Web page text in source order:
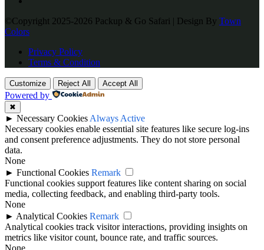
©Copyright 2025-2026 Packup & Go Safari | Design By Town
Colors
Privacy Policy
Terms & Condition
Customize Reject All Accept All
Powered by
✖
► Necessary CookiesAlways Active
Necessary cookies enable essential site features like secure log-ins
and consent preference adjustments. They do not store personal
data.
None
► Functional Cookies Remark
Functional cookies support features like content sharing on social
media, collecting feedback, and enabling third-party tools.
None
► Analytical Cookies Remark
Analytical cookies track visitor interactions, providing insights on
metrics like visitor count, bounce rate, and traffic sources.